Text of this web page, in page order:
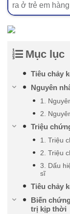
ra ở trẻ em
Mục lục
Tiêu chảy
Nguyên
1.
2.
Triệu
1. Triệu
2. Triệu
3. Dấu
sĩ
Tiêu chảy
Biến
trị kịp thời